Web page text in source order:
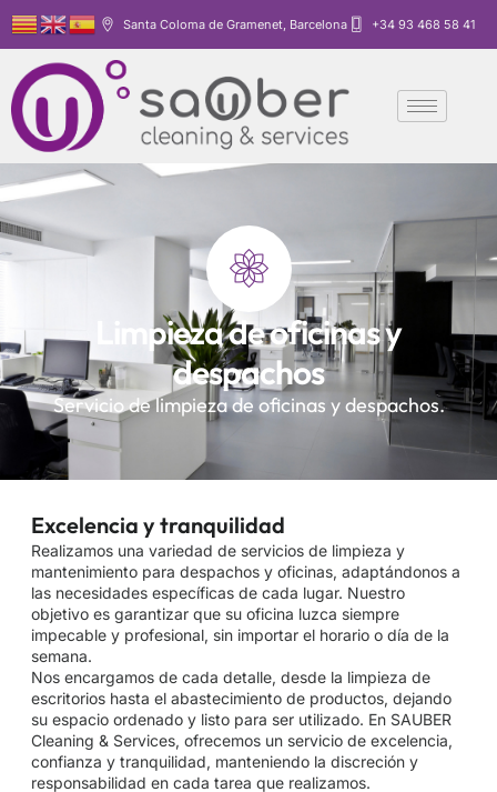
Santa Coloma de Gramenet, Barcelona +34 93 468 58 41
Limpieza de oficinas y
despachos
Servicio de limpieza de oficinas y despachos.
Excelencia y tranquilidad
Realizamos una variedad de servicios de limpieza y
mantenimiento para despachos y oficinas, adaptándonos a
las necesidades específicas de cada lugar. Nuestro
objetivo es garantizar que su oficina luzca siempre
impecable y profesional, sin importar el horario o día de la
semana.
Nos encargamos de cada detalle, desde la limpieza de
escritorios hasta el abastecimiento de productos, dejando
su espacio ordenado y listo para ser utilizado. En SAUBER
Cleaning & Services, ofrecemos un servicio de excelencia,
confianza y tranquilidad, manteniendo la discreción y
responsabilidad en cada tarea que realizamos.